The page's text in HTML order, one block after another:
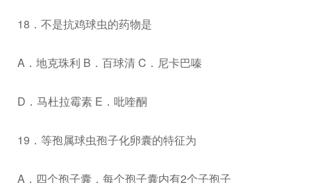
18．不是抗鸡球虫的药物是
A．地克珠利 B．百球清 C．尼卡巴嗪
D．马杜拉霉素 E．吡喹酮
19．等孢属球虫孢子化卵囊的特征为
A．四个孢子囊，每个孢子囊内有2个子孢子